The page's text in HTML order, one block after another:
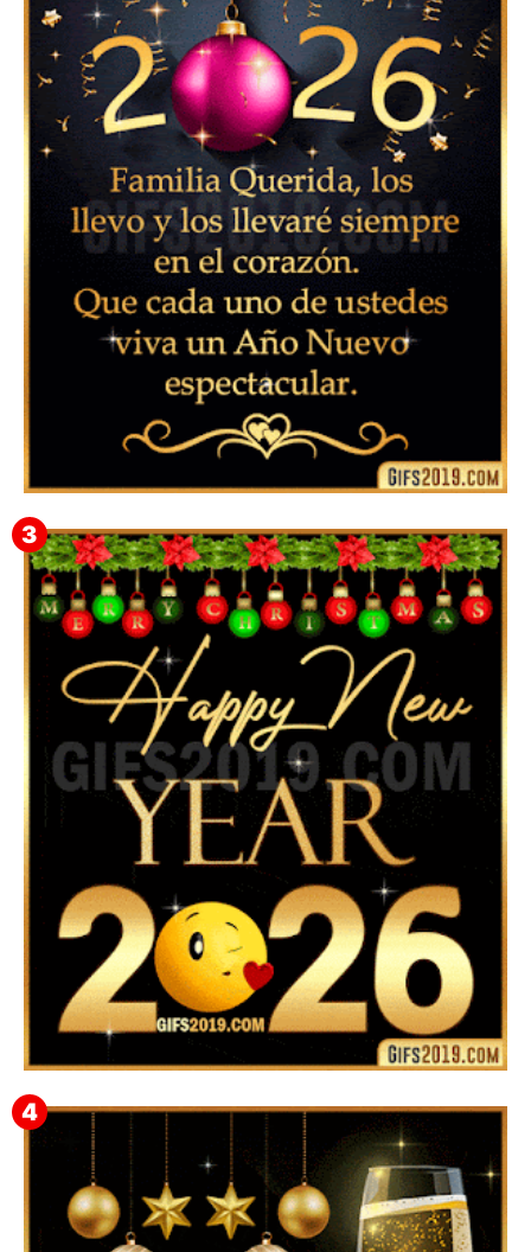
▷ Imágenes 2026 PNG sin Fondo y Transparentes en
3D 【DESCARGAR GRATIS】 ⬇️
▷ Feliz año nuevo 2026 Familia 【❤️】Frases,
Mensajes y GiF